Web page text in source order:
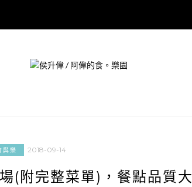
與樂 2018-09-14
(附完整菜單)，餐點品質大